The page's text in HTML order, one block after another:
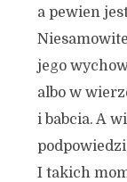
a pewien
jego
albo w
i babcia. A
I takich